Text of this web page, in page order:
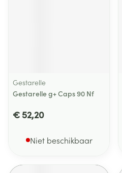
Gestarelle
Gestarelle g+ Caps 90 Nf
€ 52,20
Niet beschikbaar